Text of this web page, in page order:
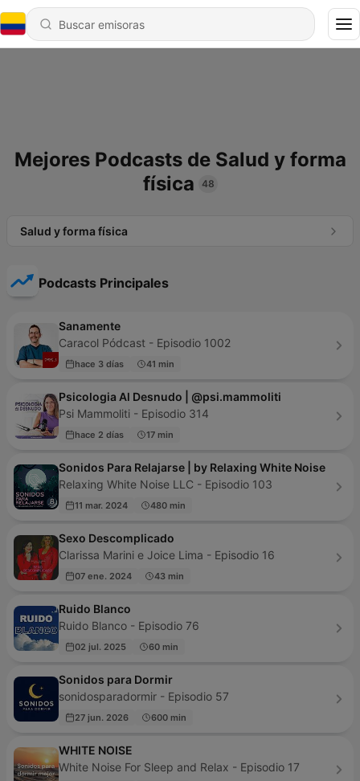
Mejores Podcasts de Salud y forma
física
48
Salud y forma física
Podcasts Principales
Sanamente
Caracol Pódcast - Episodio 1002
hace 3 días 41 min
Psicologia Al Desnudo | @psi.mammoliti
Psi Mammoliti - Episodio 314
hace 2 días 17 min
Sonidos Para Relajarse | by Relaxing White Noise
Relaxing White Noise LLC - Episodio 103
11 mar. 2024 480 min
Sexo Descomplicado
Clarissa Marini e Joice Lima - Episodio 16
07 ene. 2024 43 min
Ruido Blanco
Ruido Blanco - Episodio 76
02 jul. 2025 60 min
Sonidos para Dormir
sonidosparadormir - Episodio 57
27 jun. 2026 600 min
WHITE NOISE
White Noise For Sleep and Relax - Episodio 17